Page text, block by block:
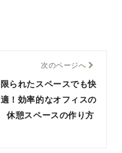
次のページへ
限られたスペースでも快
適！効率的なオフィスの
休憩スペースの作り方